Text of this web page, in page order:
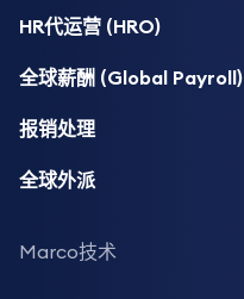
HR代运营 (HRO)
全球薪酬 (Global Payroll)
报销处理
全球外派
Marco技术